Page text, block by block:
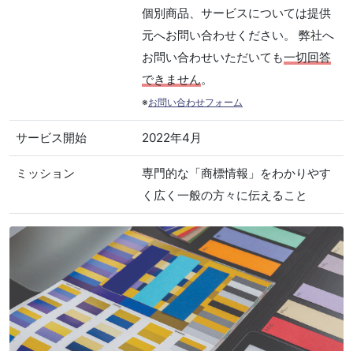
個別商品、サービスについては提供
元へお問い合わせください。 弊社へ
お問い合わせいただいても一切回答
できません。
※お問い合わせフォーム
サービス開始 2022年4月
ミッション
専門的な「商標情報」をわかりやす
く広く一般の方々に伝えること